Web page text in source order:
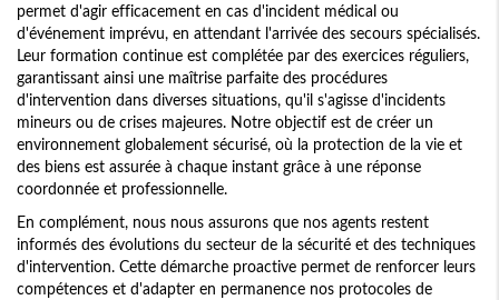
permet d'agir efficacement en cas d'incident médical ou
d'événement imprévu, en attendant l'arrivée des secours spécialisés.
Leur formation continue est complétée par des exercices réguliers,
garantissant ainsi une maîtrise parfaite des procédures
d'intervention dans diverses situations, qu'il s'agisse d'incidents
mineurs ou de crises majeures. Notre objectif est de créer un
environnement globalement sécurisé, où la protection de la vie et
des biens est assurée à chaque instant grâce à une réponse
coordonnée et professionnelle.
En complément, nous nous assurons que nos agents restent
informés des évolutions du secteur de la sécurité et des techniques
d'intervention. Cette démarche proactive permet de renforcer leurs
compétences et d'adapter en permanence nos protocoles de